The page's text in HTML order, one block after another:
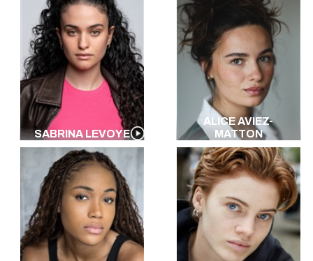
SABRINA LEVOYE
ALICE AVIEZ-
MATTON